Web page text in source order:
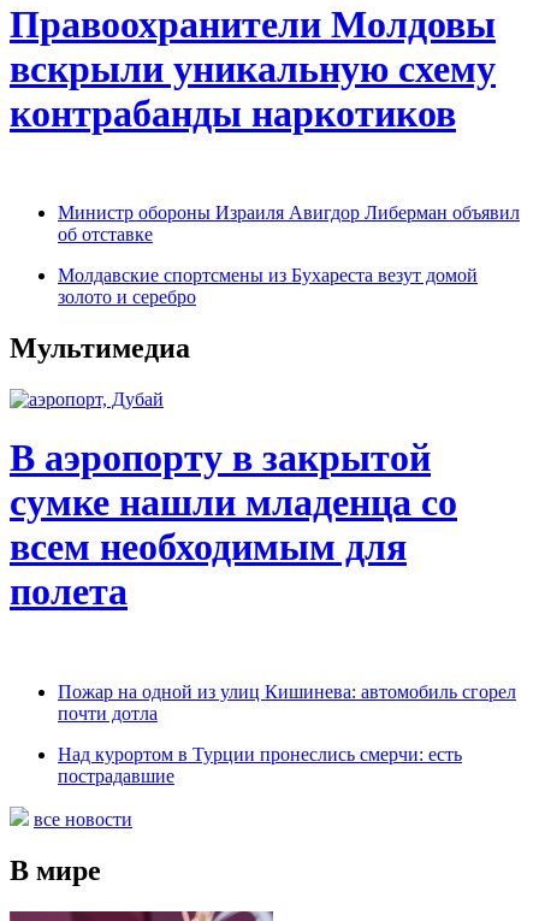
Правоохранители Молдовы
вскрыли уникальную схему
контрабанды наркотиков
Министр обороны Израиля Авигдор Либерман объявил
об отставке
Молдавские спортсмены из Бухареста везут домой
золото и серебро
Мультимедиа
В аэропорту в закрытой
сумке нашли младенца со
всем необходимым для
полета
Пожар на одной из улиц Кишинева: автомобиль сгорел
почти дотла
Над курортом в Турции пронеслись смерчи: есть
пострадавшие
все новости
В мире